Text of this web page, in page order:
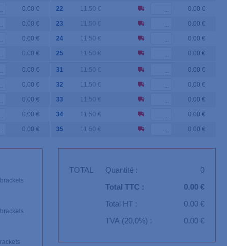
0.00 €
0.00 €
0.00 €
0.00 €
0.00 €
0.00 €
0.00 €
0.00 €
0.00 €
22 11.50 € 0.00 €
23 11.50 € 0.00 €
24 11.50 € 0.00 €
25 11.50 € 0.00 €
31 11.50 € 0.00 €
32 11.50 € 0.00 €
33 11.50 € 0.00 €
34 11.50 € 0.00 €
35 11.50 € 0.00 €
TOTAL Quantité :
0
Total TTC :
0.00 €
Total HT :
0.00 €
TVA (20,0%) :
0.00 €